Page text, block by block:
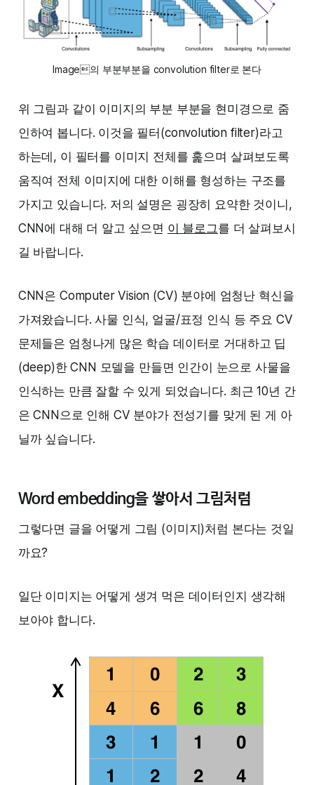
Image의 부분부분을 convolution filter로 본다
위 그림과 같이 이미지의 부분 부분을 현미경으로 줌
인하여 봅니다. 이것을 필터(convolution filter)라고
하는데, 이 필터를 이미지 전체를 훑으며 살펴보도록
움직여 전체 이미지에 대한 이해를 형성하는 구조를
가지고 있습니다. 저의 설명은 굉장히 요약한 것이니,
CNN에 대해 더 알고 싶으면 이 블로그를 더 살펴보시
길 바랍니다.
CNN은 Computer Vision (CV) 분야에 엄청난 혁신을
가져왔습니다. 사물 인식, 얼굴/표정 인식 등 주요 CV
문제들은 엄청나게 많은 학습 데이터로 거대하고 딥
(deep)한 CNN 모델을 만들면 인간이 눈으로 사물을
인식하는 만큼 잘할 수 있게 되었습니다. 최근 10년 간
은 CNN으로 인해 CV 분야가 전성기를 맞게 된 게 아
닐까 싶습니다.
Word embedding을 쌓아서 그림처럼
그렇다면 글을 어떻게 그림 (이미지)처럼 본다는 것일
까요?
일단 이미지는 어떻게 생겨 먹은 데이터인지 생각해
보아야 합니다.